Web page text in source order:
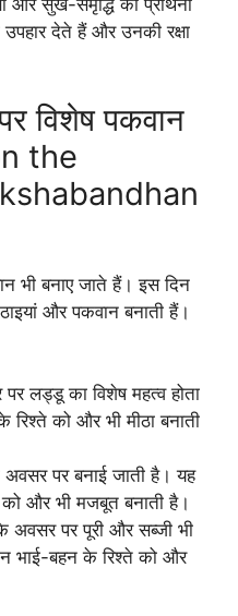
और सुख-समृद्धि की प्रार्थना
देते हैं और उनकी रक्षा
विशेष पकवान
the
भी बनाए जाते हैं। इस दिन
और पकवान बनाती हैं।
लड्डू का विशेष महत्व होता
रिश्ते को और भी मीठा बनाती
अवसर पर बनाई जाती है। यह
को और भी मजबूत बनाती है।
अवसर पर पूरी और सब्जी भी
भाई-बहन के रिश्ते को और